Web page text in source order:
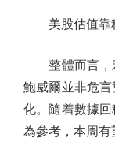
美股估值靠
整體而言，宏
鮑威爾並非危
化。隨着數據
為參考，本周有